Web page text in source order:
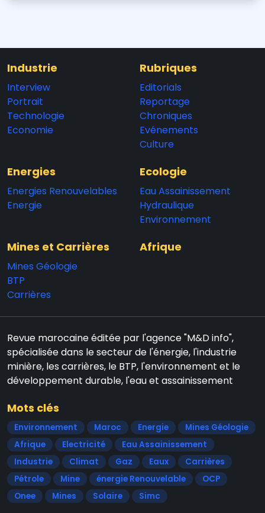
Industrie
Interview
Portrait
Technologie
Economie
Rubriques
Editorials
Reportage
Chroniques
Evénements
Culture
Energies
Energies Renouvelables
Energie
Ecologie
Eau Assainissement
Hydraulique
Environnement
Mines et Carrières
Mines Géologie
BTP
Carrières
Afrique
Revue marocaine éditée par l'agence "M&D info",
spécialisée dans le secteur de l'énergie, l'industrie
minière, les carrières, le BTP, l'environnement et le
développement durable, l'eau et assainissement
Mots clés
Environnement Maroc Energie
Mines Géologie
Afrique
Electricité
Eau Assainissement
Industrie
Climat Gaz Eaux
Carrières
Pétrole
Mine énergie Renouvelable
OCP
Onee
Mines Solaire Simc